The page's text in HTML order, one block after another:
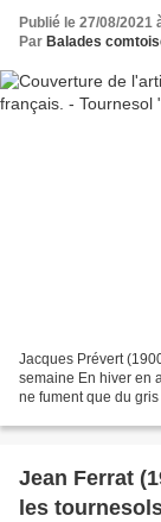
Publié le 27/08/2021
Par Balades
Jacques Prévert
semaine En hiver en
ne fument que du
Jean Ferrat
les